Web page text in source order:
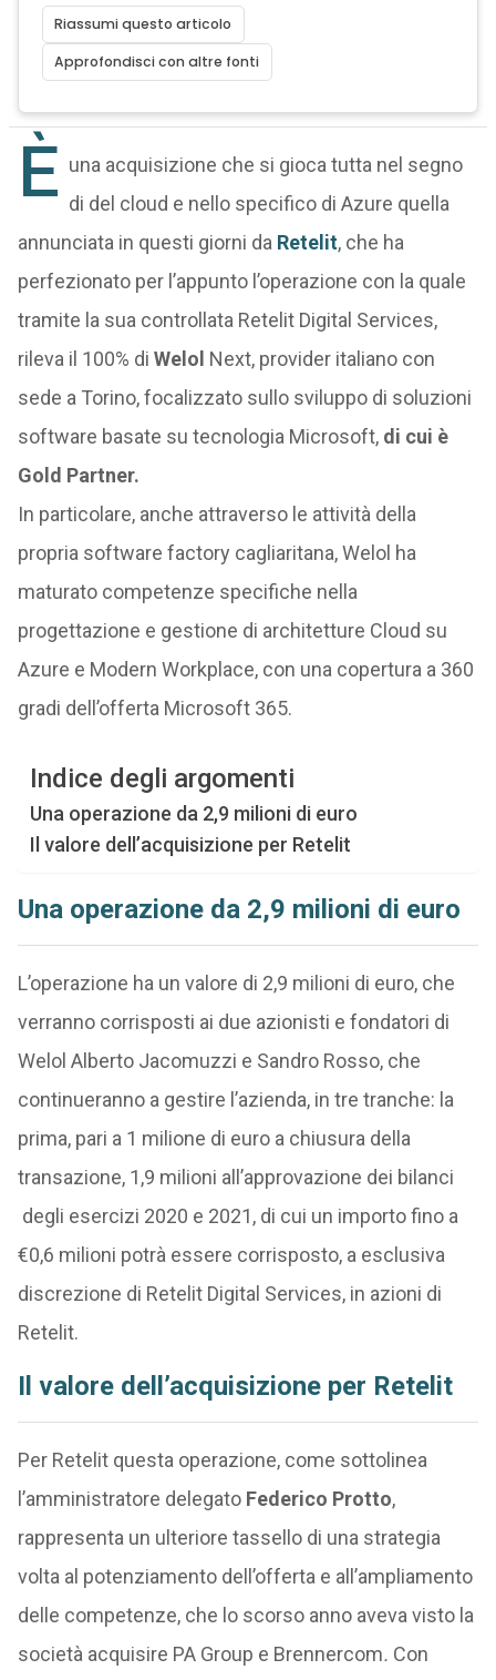
Riassumi questo articolo
Approfondisci con altre fonti
È una acquisizione che si gioca tutta nel segno
di del cloud e nello specifico di Azure quella
annunciata in questi giorni da Retelit, che ha
perfezionato per l’appunto l’operazione con la quale
tramite la sua controllata Retelit Digital Services,
rileva il 100% di Welol Next, provider italiano con
sede a Torino, focalizzato sullo sviluppo di soluzioni
software basate su tecnologia Microsoft, di cui è
Gold Partner.
In particolare, anche attraverso le attività della
propria software factory cagliaritana, Welol ha
maturato competenze specifiche nella
progettazione e gestione di architetture Cloud su
Azure e Modern Workplace, con una copertura a 360
gradi dell’offerta Microsoft 365.
Indice degli argomenti
Una operazione da 2,9 milioni di euro
Il valore dell’acquisizione per Retelit
Una operazione da 2,9 milioni di euro
L’operazione ha un valore di 2,9 milioni di euro, che
verranno corrisposti ai due azionisti e fondatori di
Welol Alberto Jacomuzzi e Sandro Rosso, che
continueranno a gestire l’azienda, in tre tranche: la
prima, pari a 1 milione di euro a chiusura della
transazione, 1,9 milioni all’approvazione dei bilanci
degli esercizi 2020 e 2021, di cui un importo fino a
€0,6 milioni potrà essere corrisposto, a esclusiva
discrezione di Retelit Digital Services, in azioni di
Retelit.
Il valore dell’acquisizione per Retelit
Per Retelit questa operazione, come sottolinea
l’amministratore delegato Federico Protto,
rappresenta un ulteriore tassello di una strategia
volta al potenziamento dell’offerta e all’ampliamento
delle competenze, che lo scorso anno aveva visto la
società acquisire PA Group e Brennercom. Con